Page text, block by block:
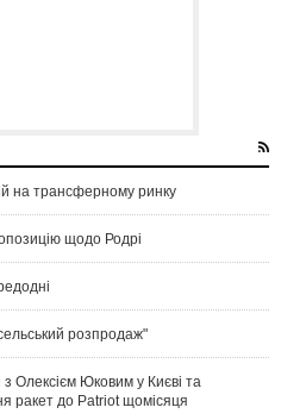
на трансферному ринку
щодо Родрі
розпродаж"
Олексієм Юковим у Києві та
ракет до Patriot щомісяця